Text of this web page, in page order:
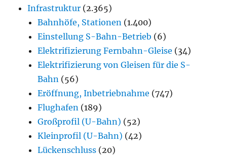
Infrastruktur (2.365)
Bahnhöfe, Stationen (1.400)
Einstellung S-Bahn-Betrieb (6)
Elektrifizierung Fernbahn-Gleise (34)
Elektrifizierung von Gleisen für die S-
Bahn (56)
Eröffnung, Inbetriebnahme (747)
Flughafen (189)
Großprofil (U-Bahn) (52)
Kleinprofil (U-Bahn) (42)
Lückenschluss (20)